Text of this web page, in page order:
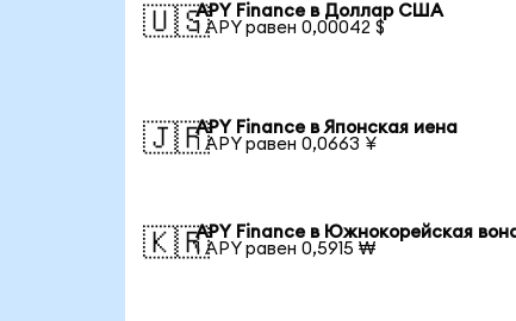
🇺🇸APY Finance в Доллар США
1 APY равен 0,00042 $
🇯🇵APY Finance в Японская иена
1 APY равен 0,0663 ¥
🇰🇷APY Finance в Южнокорейская
1 APY равен 0,5915 ₩